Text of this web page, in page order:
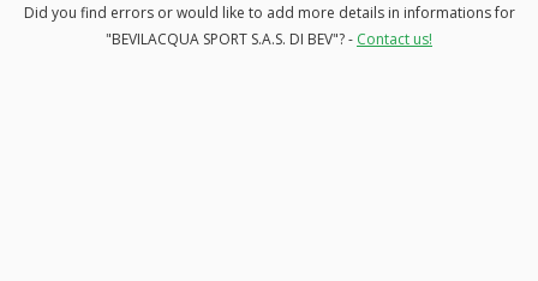
Did you find errors or would like to add more details in informations for
"BEVILACQUA SPORT S.A.S. DI BEV"? - Contact us!